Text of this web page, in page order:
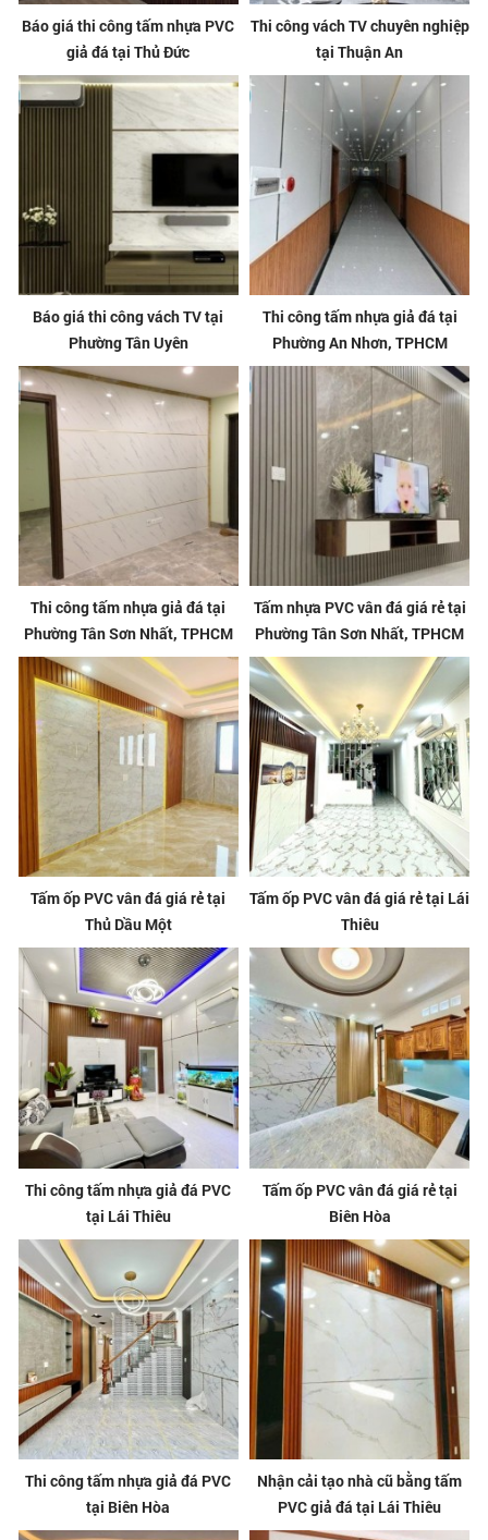
Báo giá thi công tấm nhựa PVC
giả đá tại Thủ Đức
Thi công vách TV chuyên nghiệp
tại Thuận An
Báo giá thi công vách TV tại
Phường Tân Uyên
Thi công tấm nhựa giả đá tại
Phường An Nhơn, TPHCM
Thi công tấm nhựa giả đá tại
Phường Tân Sơn Nhất, TPHCM
Tấm nhựa PVC vân đá giá rẻ tại
Phường Tân Sơn Nhất, TPHCM
Tấm ốp PVC vân đá giá rẻ tại
Thủ Dầu Một
Tấm ốp PVC vân đá giá rẻ tại Lái
Thiêu
Thi công tấm nhựa giả đá PVC
tại Lái Thiêu
Tấm ốp PVC vân đá giá rẻ tại
Biên Hòa
Thi công tấm nhựa giả đá PVC
tại Biên Hòa
Nhận cải tạo nhà cũ bằng tấm
PVC giả đá tại Lái Thiêu